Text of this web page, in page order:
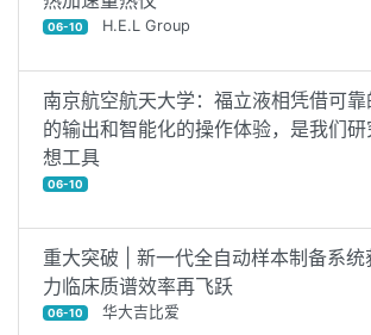
06-10 H.E.L Group
南京航空航天大学：福立液相凭借可
的输出和智能化的操作体验，是我们
想工具
06-10
重大突破 | 新一代全自动样本制备系统
力临床质谱效率再飞跃
06-10 华大吉比爱